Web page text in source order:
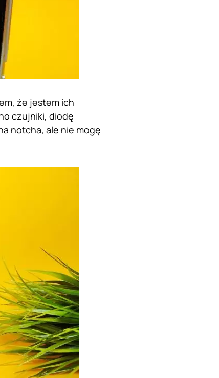
że jestem ich
czujniki, diodę
notcha, ale nie mogę